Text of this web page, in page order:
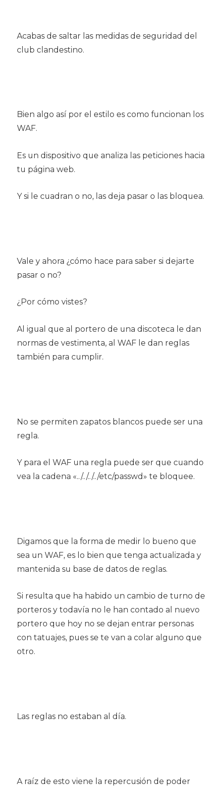
Acabas de saltar las medidas de seguridad del
club clandestino.
Bien algo así por el estilo es como funcionan los
WAF.
Es un dispositivo que analiza las peticiones hacia
tu página web.
Y si le cuadran o no, las deja pasar o las bloquea.
Vale y ahora ¿cómo hace para saber si dejarte
pasar o no?
¿Por cómo vistes?
Al igual que al portero de una discoteca le dan
normas de vestimenta, al WAF le dan reglas
también para cumplir.
No se permiten zapatos blancos puede ser una
regla.
Y para el WAF una regla puede ser que cuando
vea la cadena «../../../../etc/passwd» te bloquee.
Digamos que la forma de medir lo bueno que
sea un WAF, es lo bien que tenga actualizada y
mantenida su base de datos de reglas.
Si resulta que ha habido un cambio de turno de
porteros y todavía no le han contado al nuevo
portero que hoy no se dejan entrar personas
con tatuajes, pues se te van a colar alguno que
otro.
Las reglas no estaban al día.
A raíz de esto viene la repercusión de poder